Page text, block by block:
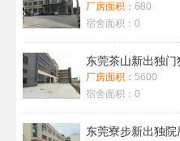
厂房面积： 680
宿舍面积： 0
东莞茶山新出独
厂房面积： 5600
宿舍面积： 0
东莞寮步新出独院